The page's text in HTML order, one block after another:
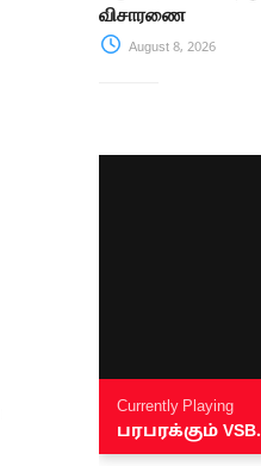
விசாரணை
August 8, 2026
Currently Playing